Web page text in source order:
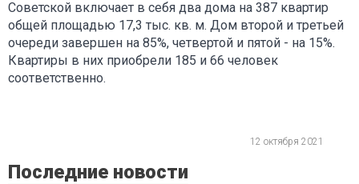
Советской включает в себя два дома на 387 квартир
общей площадью 17,3 тыс. кв. м. Дом второй и третьей
очереди завершен на 85%, четвертой и пятой - на 15%.
Квартиры в них приобрели 185 и 66 человек
соответственно.
12 октября 2021
Последние новости